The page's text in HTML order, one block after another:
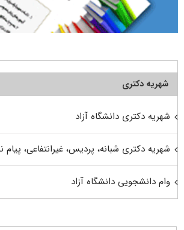
شهریه دکتری
شهریه دکتری دانشگاه آزاد
شهریه دکتری شبانه، پردیس، غیرانتفاعی، پیام
وام دانشجویی دانشگاه آزاد